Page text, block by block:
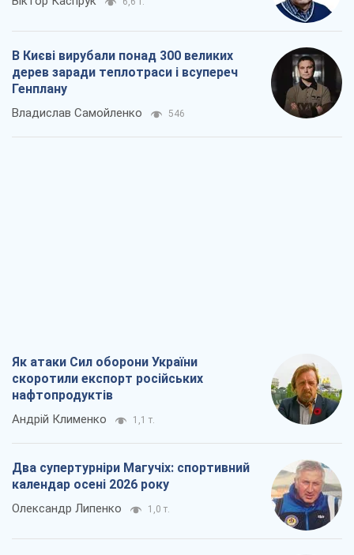
В Києві вирубали понад 300 великих
дерев заради теплотраси і всупереч
Генплану
Владислав Самойленко 546
Як атаки Сил оборони України
скоротили експорт російських
нафтопродуктів
Андрій Клименко 1,1 т.
Два супертурніри Магучіх: спортивний
календар осені 2026 року
Олександр Липенко 1,0 т.